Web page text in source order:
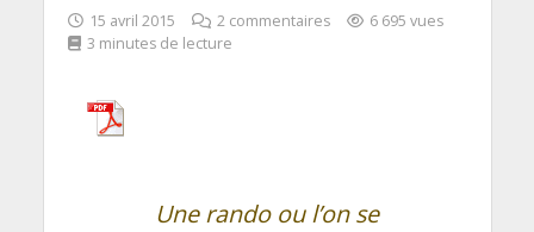
15 avril 2015 2 commentaires
6 695 vues
3 minutes de lecture
Une rando ou l’on se